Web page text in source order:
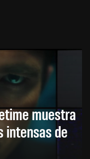
muestra
intensas de